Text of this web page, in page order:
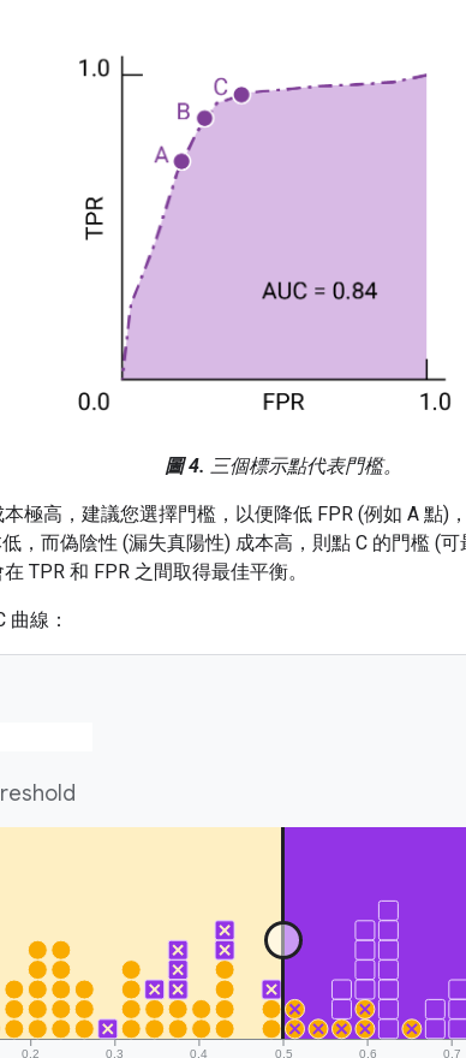
圖 4. 三個標示點代表門檻。
極高，建議您選擇門檻，以便降低 FPR (例如 A 點)
，而偽陰性 (漏失真陽性) 成本高，則點 C 的門檻 (
TPR 和 FPR 之間取得最佳平衡。
曲線：